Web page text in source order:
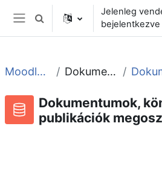
Tovább a fő tartalomhoz
Oldalpanel
Keresési bemeneti adatok
Jelenleg
bejelentkezve
Moodle tudástár és fórum Dokumentációk, könyvek, cikkek
Dokumentumok,
publikációk